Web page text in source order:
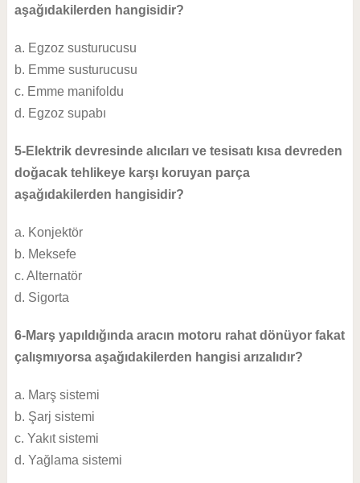
aşağıdakilerden hangisidir?
a. Egzoz susturucusu
b. Emme susturucusu
c. Emme manifoldu
d. Egzoz supabı
5-Elektrik devresinde alıcıları ve tesisatı kısa devreden
doğacak tehlikeye karşı koruyan parça
aşağıdakilerden hangisidir?
a. Konjektör
b. Meksefe
c. Alternatör
d. Sigorta
6-Marş yapıldığında aracın motoru rahat dönüyor fakat
çalışmıyorsa aşağıdakilerden hangisi arızalıdır?
a. Marş sistemi
b. Şarj sistemi
c. Yakıt sistemi
d. Yağlama sistemi